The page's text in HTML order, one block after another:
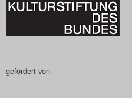
gefördert von